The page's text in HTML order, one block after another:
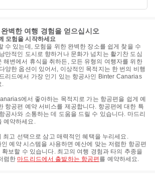
벽한 여행 경험을 얻으십시오
모험을 시작하세요
수 있는데, 모험을 위한 완벽한 장소를 쉽게 찾을 수
만적인 도시로 향하거나 문화가 넘치는 활기찬 도심
해변에서 휴식을 취하든, 모든 유형의 여행자를 위한
양한 옵션이 있어서, 이상적인 목적지는 한 번의 비행
리드에서 가장 인기 있는 항공사인 Binter Canarias
.
에서 좋아하는 목적지로 가는 항공편을 쉽게 예
항공편 예약 서비스를 제공합니다. 항공편에 대한 특
공사와 소통하는 데 도움을 드릴 수 있습니다. 마드리
예약하세요.
최고 선택으로 삼고 매력적인 혜택을 누리세요.
예약 시스템을 사용하면 예산에 맞는 저렴한 항공편
보할 수 있습니다. 최고의 여행 경험과 타의 추종을
렴한 마드리드에서 출발하는 항공편 를 예약하세요.